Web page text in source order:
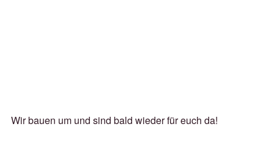
Wir bauen um und sind bald wieder für euch da!